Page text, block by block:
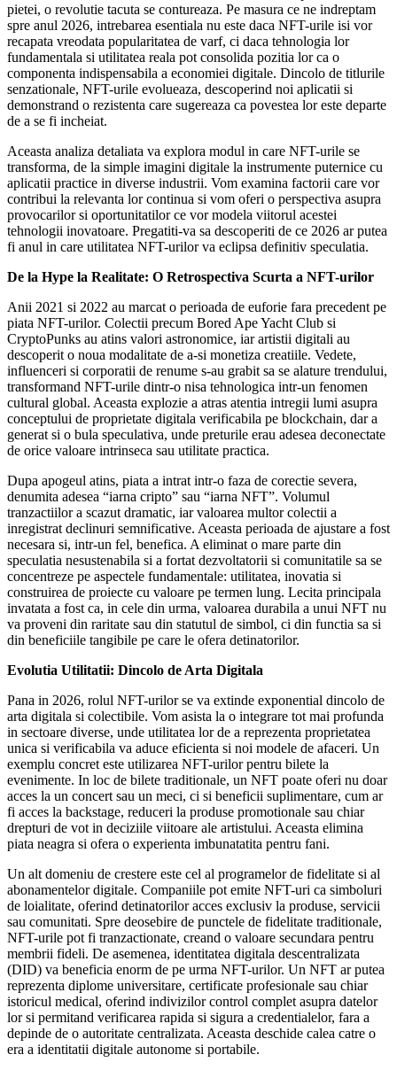
pietei, o revolutie tacuta se contureaza. Pe masura ce ne indreptam
spre anul 2026, intrebarea esentiala nu este daca NFT-urile isi vor
recapata vreodata popularitatea de varf, ci daca tehnologia lor
fundamentala si utilitatea reala pot consolida pozitia lor ca o
componenta indispensabila a economiei digitale. Dincolo de titlurile
senzationale, NFT-urile evolueaza, descoperind noi aplicatii si
demonstrand o rezistenta care sugereaza ca povestea lor este departe
de a se fi incheiat.
Aceasta analiza detaliata va explora modul in care NFT-urile se
transforma, de la simple imagini digitale la instrumente puternice cu
aplicatii practice in diverse industrii. Vom examina factorii care vor
contribui la relevanta lor continua si vom oferi o perspectiva asupra
provocarilor si oportunitatilor ce vor modela viitorul acestei
tehnologii inovatoare. Pregatiti-va sa descoperiti de ce 2026 ar putea
fi anul in care utilitatea NFT-urilor va eclipsa definitiv speculatia.
De la Hype la Realitate: O Retrospectiva Scurta a NFT-urilor
Anii 2021 si 2022 au marcat o perioada de euforie fara precedent pe
piata NFT-urilor. Colectii precum Bored Ape Yacht Club si
CryptoPunks au atins valori astronomice, iar artistii digitali au
descoperit o noua modalitate de a-si monetiza creatiile. Vedete,
influenceri si corporatii de renume s-au grabit sa se alature trendului,
transformand NFT-urile dintr-o nisa tehnologica intr-un fenomen
cultural global. Aceasta explozie a atras atentia intregii lumi asupra
conceptului de proprietate digitala verificabila pe blockchain, dar a
generat si o bula speculativa, unde preturile erau adesea deconectate
de orice valoare intrinseca sau utilitate practica.
Dupa apogeul atins, piata a intrat intr-o faza de corectie severa,
denumita adesea “iarna cripto” sau “iarna NFT”. Volumul
tranzactiilor a scazut dramatic, iar valoarea multor colectii a
inregistrat declinuri semnificative. Aceasta perioada de ajustare a fost
necesara si, intr-un fel, benefica. A eliminat o mare parte din
speculatia nesustenabila si a fortat dezvoltatorii si comunitatile sa se
concentreze pe aspectele fundamentale: utilitatea, inovatia si
construirea de proiecte cu valoare pe termen lung. Lecita principala
invatata a fost ca, in cele din urma, valoarea durabila a unui NFT nu
va proveni din raritate sau din statutul de simbol, ci din functia sa si
din beneficiile tangibile pe care le ofera detinatorilor.
Evolutia Utilitatii: Dincolo de Arta Digitala
Pana in 2026, rolul NFT-urilor se va extinde exponential dincolo de
arta digitala si colectibile. Vom asista la o integrare tot mai profunda
in sectoare diverse, unde utilitatea lor de a reprezenta proprietatea
unica si verificabila va aduce eficienta si noi modele de afaceri. Un
exemplu concret este utilizarea NFT-urilor pentru bilete la
evenimente. In loc de bilete traditionale, un NFT poate oferi nu doar
acces la un concert sau un meci, ci si beneficii suplimentare, cum ar
fi acces la backstage, reduceri la produse promotionale sau chiar
drepturi de vot in deciziile viitoare ale artistului. Aceasta elimina
piata neagra si ofera o experienta imbunatatita pentru fani.
Un alt domeniu de crestere este cel al programelor de fidelitate si al
abonamentelor digitale. Companiile pot emite NFT-uri ca simboluri
de loialitate, oferind detinatorilor acces exclusiv la produse, servicii
sau comunitati. Spre deosebire de punctele de fidelitate traditionale,
NFT-urile pot fi tranzactionate, creand o valoare secundara pentru
membrii fideli. De asemenea, identitatea digitala descentralizata
(DID) va beneficia enorm de pe urma NFT-urilor. Un NFT ar putea
reprezenta diplome universitare, certificate profesionale sau chiar
istoricul medical, oferind indivizilor control complet asupra datelor
lor si permitand verificarea rapida si sigura a credentialelor, fara a
depinde de o autoritate centralizata. Aceasta deschide calea catre o
era a identitatii digitale autonome si portabile.